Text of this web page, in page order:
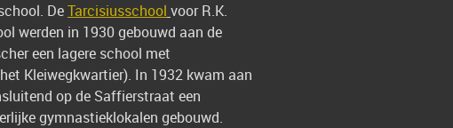
DeTarcisiusschool voor R.K.
werden in 1930 gebouwd aan de
een lagere school met
Kleiwegkwartier). In 1932 kwam aan
op de Saffierstraat een
gymnastieklokalen gebouwd.